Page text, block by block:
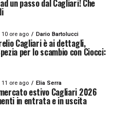
un passo dal Cagliari! Che
10 ore ago Dario Bartolucci
Cagliari è ai dettagli,
per lo scambio con Ciocci:
11 ore ago Elia Serra
estivo Cagliari 2026
in entrata e in uscita